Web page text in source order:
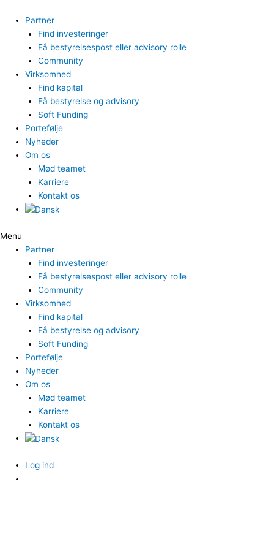
indholdet
Partner
Find investeringer
Få bestyrelsespost eller advisory rolle
Community
Virksomhed
Find kapital
Få bestyrelse og advisory
Soft Funding
Portefølje
Nyheder
Om os
Mød teamet
Karriere
Kontakt os
Menu
Partner
Find investeringer
Få bestyrelsespost eller advisory rolle
Community
Virksomhed
Find kapital
Få bestyrelse og advisory
Soft Funding
Portefølje
Nyheder
Om os
Mød teamet
Karriere
Kontakt os
Log ind